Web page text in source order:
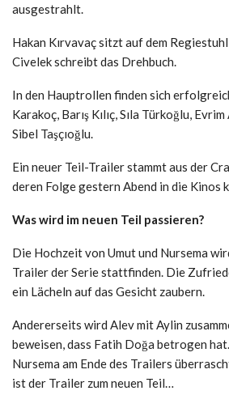
ausgestrahlt.
Hakan Kırvavaç sitzt auf dem
Civelek schreibt das Drehbuch.
In den Hauptrollen finden sich
Karakoç, Barış Kılıç, Sıla Türkoğlu,
Sibel Taşçıoğlu.
Ein neuer Teil-Trailer stammt aus der
deren Folge gestern Abend in die Kinos
Was wird im neuen Teil passieren?
Die Hochzeit von Umut und Nursema
Trailer der Serie stattfinden. Die
ein Lächeln auf das Gesicht zaubern.
Andererseits wird Alev mit Aylin
beweisen, dass Fatih Doğa betrogen
Nursema am Ende des Trailers
ist der Trailer zum neuen Teil…